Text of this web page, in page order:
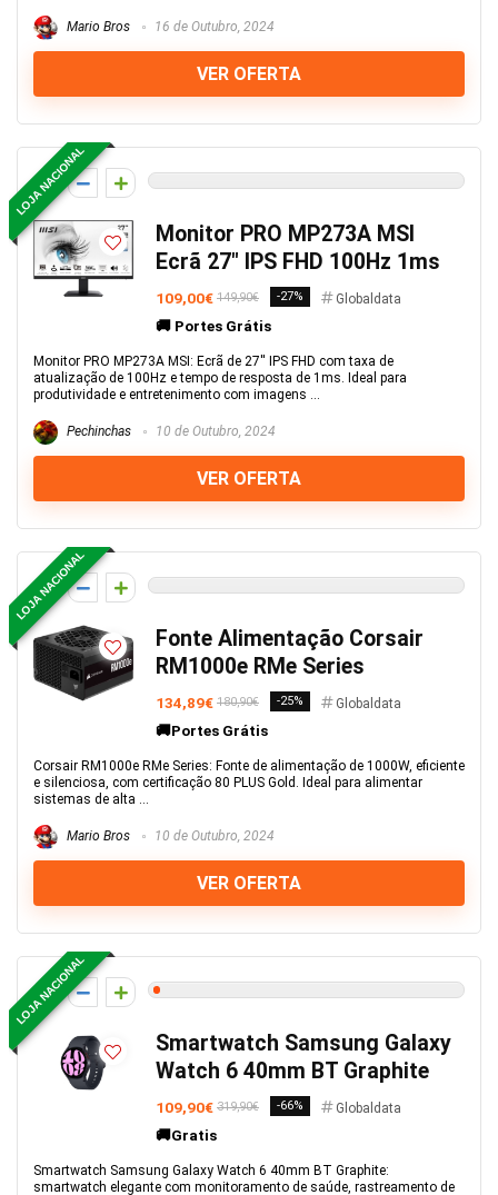
Mario Bros 16 de Outubro, 2024
VER OFERTA
LOJA NACIONAL
0
Monitor PRO MP273A MSI
Ecrã 27″ IPS FHD 100Hz 1ms
109,00€ 149,90€ -27% Globaldata
🚚 Portes Grátis
Monitor PRO MP273A MSI: Ecrã de 27'' IPS FHD com taxa de
atualização de 100Hz e tempo de resposta de 1ms. Ideal para
produtividade e entretenimento com imagens ...
Pechinchas 10 de Outubro, 2024
VER OFERTA
LOJA NACIONAL
0
Fonte Alimentação Corsair
RM1000e RMe Series
134,89€ 180,90€ -25% Globaldata
🚚Portes Grátis
Corsair RM1000e RMe Series: Fonte de alimentação de 1000W, eficiente
e silenciosa, com certificação 80 PLUS Gold. Ideal para alimentar
sistemas de alta ...
Mario Bros 10 de Outubro, 2024
VER OFERTA
LOJA NACIONAL
1
Smartwatch Samsung Galaxy
Watch 6 40mm BT Graphite
109,90€ 319,90€ -66% Globaldata
🚚Gratis
Smartwatch Samsung Galaxy Watch 6 40mm BT Graphite:
smartwatch elegante com monitoramento de saúde, rastreamento de